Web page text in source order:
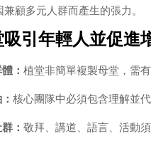
顧多元人群而產生的張力。
吸引年輕人並促進
體：植堂非簡單複製母堂，需
：核心團隊中必須包含理解並
群：敬拜、講道、語言、活動